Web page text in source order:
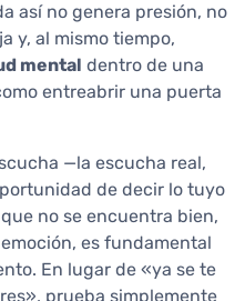
así no genera presión, no
y, al mismo tiempo,
mental dentro de una
entreabrir una puerta
—la escucha real,
de decir lo tuyo
no se encuentra bien,
es fundamental
En lugar de «ya se te
prueba simplemente